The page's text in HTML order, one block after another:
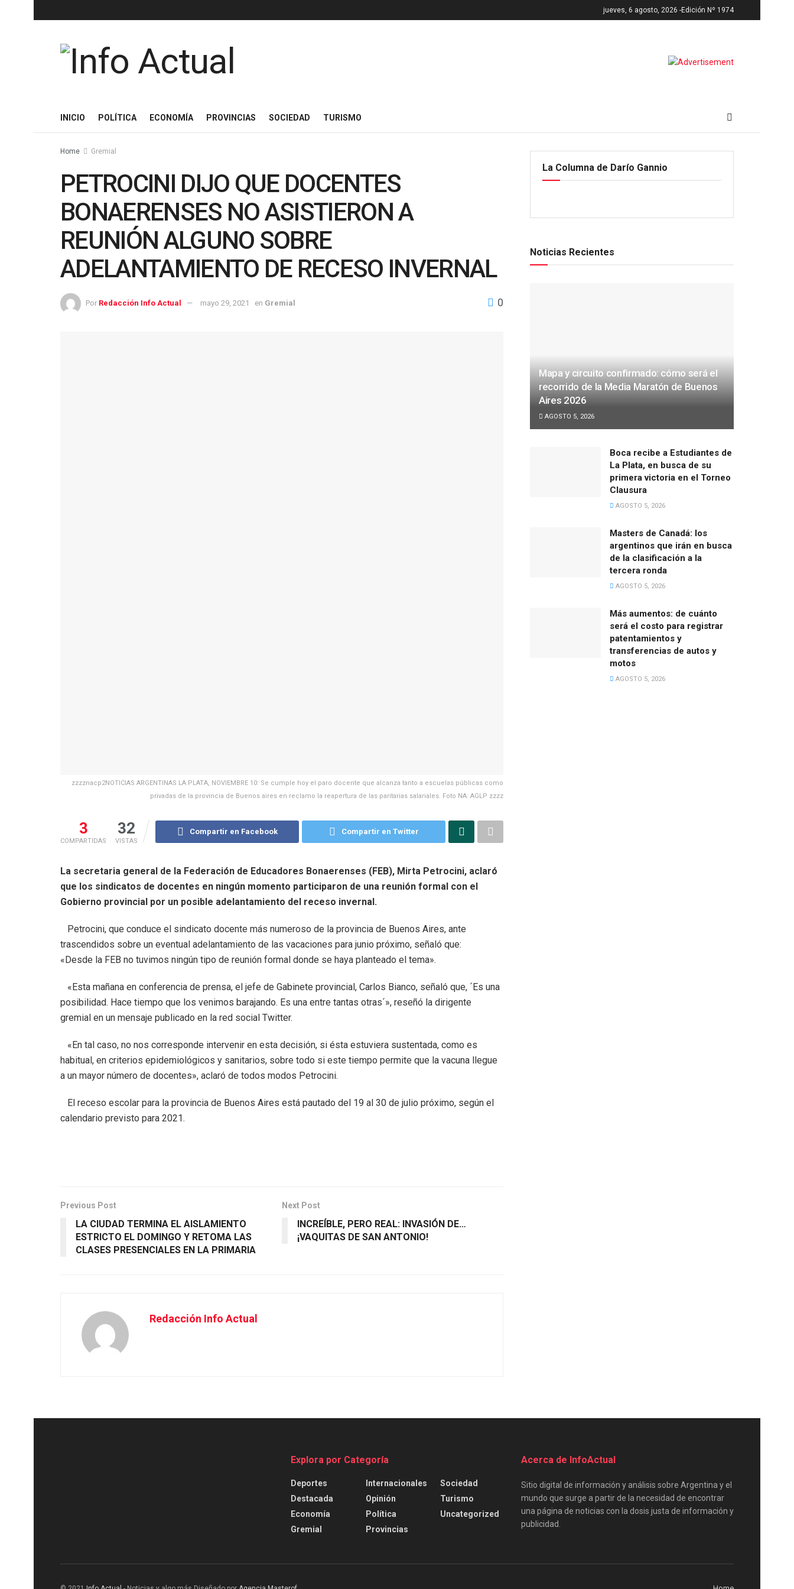
jueves, 6 agosto, 2026 -Edición Nº 1974
INICIO POLÍTICA ECONOMÍA PROVINCIAS SOCIEDAD TURISMO
Home Gremial
PETROCINI DIJO QUE DOCENTES
BONAERENSES NO ASISTIERON A
REUNIÓN ALGUNO SOBRE
ADELANTAMIENTO DE RECESO INVERNAL
Por Redacción Info Actual mayo 29, 2021 en Gremial 0
zzzznacp2NOTICIAS ARGENTINAS LA PLATA, NOVIEMBRE 10: Se cumple hoy el paro docente que alcanza tanto a escuelas públicas como
privadas de la provincia de Buenos aires en reclamo la reapertura de las paritarias salariales. Foto NA: AGLP zzzz
3
COMPARTIDAS
32
VISTAS
Compartir en Facebook Compartir en Twitter
La secretaria general de la Federación de Educadores Bonaerenses (FEB), Mirta Petrocini, aclaró
que los sindicatos de docentes en ningún momento participaron de una reunión formal con el
Gobierno provincial por un posible adelantamiento del receso invernal.
Petrocini, que conduce el sindicato docente más numeroso de la provincia de Buenos Aires, ante
trascendidos sobre un eventual adelantamiento de las vacaciones para junio próximo, señaló que:
«Desde la FEB no tuvimos ningún tipo de reunión formal donde se haya planteado el tema».
«Esta mañana en conferencia de prensa, el jefe de Gabinete provincial, Carlos Bianco, señaló que, ´Es una
posibilidad. Hace tiempo que los venimos barajando. Es una entre tantas otras´», reseñó la dirigente
gremial en un mensaje publicado en la red social Twitter.
«En tal caso, no nos corresponde intervenir en esta decisión, si ésta estuviera sustentada, como es
habitual, en criterios epidemiológicos y sanitarios, sobre todo si este tiempo permite que la vacuna llegue
a un mayor número de docentes», aclaró de todos modos Petrocini.
El receso escolar para la provincia de Buenos Aires está pautado del 19 al 30 de julio próximo, según el
calendario previsto para 2021.
Previous Post
LA CIUDAD TERMINA EL AISLAMIENTO
ESTRICTO EL DOMINGO Y RETOMA LAS
CLASES PRESENCIALES EN LA PRIMARIA
Next Post
INCREÍBLE, PERO REAL: INVASIÓN DE…
¡VAQUITAS DE SAN ANTONIO!
Redacción Info Actual
La Columna de Darío Gannio
Noticias Recientes
Mapa y circuito confirmado: cómo será el
recorrido de la Media Maratón de Buenos
Aires 2026
AGOSTO 5, 2026
Boca recibe a Estudiantes de
La Plata, en busca de su
primera victoria en el Torneo
Clausura
AGOSTO 5, 2026
Masters de Canadá: los
argentinos que irán en busca
de la clasificación a la
tercera ronda
AGOSTO 5, 2026
Más aumentos: de cuánto
será el costo para registrar
patentamientos y
transferencias de autos y
motos
AGOSTO 5, 2026
Explora por Categoría
Deportes
Destacada
Economía
Gremial
Internacionales
Opinión
Política
Provincias
Sociedad
Turismo
Uncategorized
Acerca de InfoActual
Sitio digital de información y análisis sobre Argentina y el
mundo que surge a partir de la necesidad de encontrar
una página de noticias con la dosis justa de información y
publicidad.